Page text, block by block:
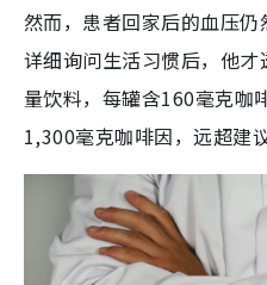
然而，患者回家后的血压
详细询问生活习惯后，他
量饮料，每罐含160毫克咖
1,300毫克咖啡因，远超建